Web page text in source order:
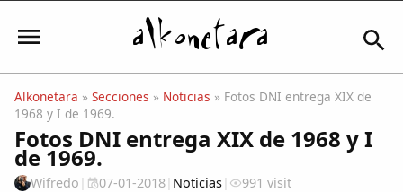
Iniciar sesión
Alkonetara » Secciones » Noticias » Fotos DNI entrega XIX de
1968 y I de 1969.
Fotos DNI entrega XIX de 1968 y I
de 1969.
Wifredo | 07-01-2018| Noticias| 991 visit